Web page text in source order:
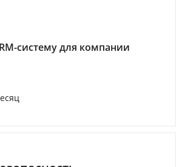
систему для компании